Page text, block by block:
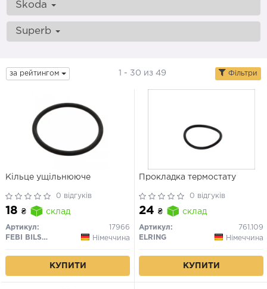
Skoda
Superb
за рейтингом 1 - 30 из 49 Фільтри
Кільце ущільнююче
0 відгуків
18 ₴ склад
Артикул:
17966
FEBI BILSTEIN
Німеччина
КУПИТИ
Прокладка термостату
0 відгуків
24 ₴ склад
Артикул:
761.109
ELRING
Німеччина
КУПИТИ